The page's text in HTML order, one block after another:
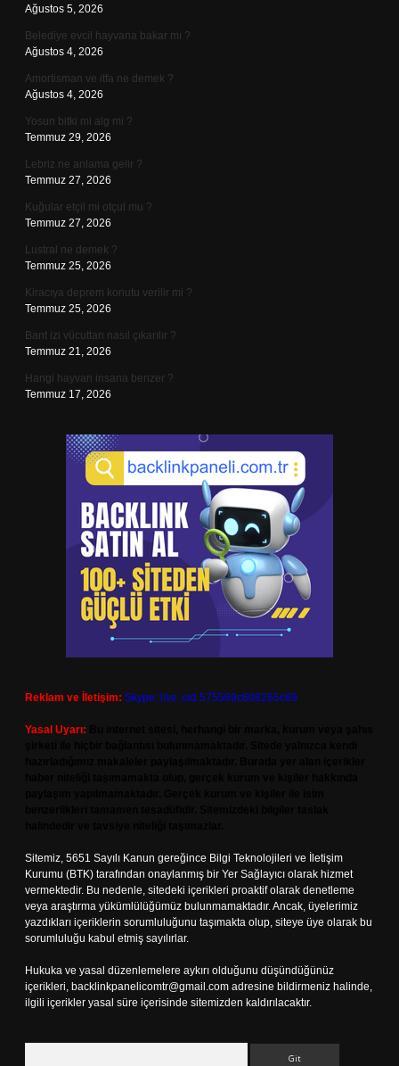
Ağustos 5, 2026
Belediye evcil hayvana bakar mı ?
Ağustos 4, 2026
Amortisman ve itfa ne demek ?
Ağustos 4, 2026
Yosun bitki mi alg mi ?
Temmuz 29, 2026
Lebriz ne anlama gelir ?
Temmuz 27, 2026
Kuğular etçil mi otçul mu ?
Temmuz 27, 2026
Lustral ne demek ?
Temmuz 25, 2026
Kiracıya deprem konutu verilir mi ?
Temmuz 25, 2026
Bant izi vücuttan nasıl çıkarılır ?
Temmuz 21, 2026
Hangi hayvan insana benzer ?
Temmuz 17, 2026
Reklam ve İletişim: Skype: live:.cid.575569c608265c69
Yasal Uyarı:
Sitemiz, 5651 Sayılı Kanun gereğince Bilgi Teknolojileri ve İletişim
Kurumu (BTK) tarafından onaylanmış bir Yer Sağlayıcı olarak hizmet
vermektedir. Bu nedenle, sitedeki içerikleri proaktif olarak denetleme
veya araştırma yükümlülüğümüz bulunmamaktadır. Ancak, üyelerimiz
yazdıkları içeriklerin sorumluluğunu taşımakta olup, siteye üye olarak bu
sorumluluğu kabul etmiş sayılırlar.
Hukuka ve yasal düzenlemelere aykırı olduğunu düşündüğünüz
içerikleri, backlinkpanelicomtr@gmail.com adresine bildirmeniz halinde,
ilgili içerikler yasal süre içerisinde sitemizden kaldırılacaktır.